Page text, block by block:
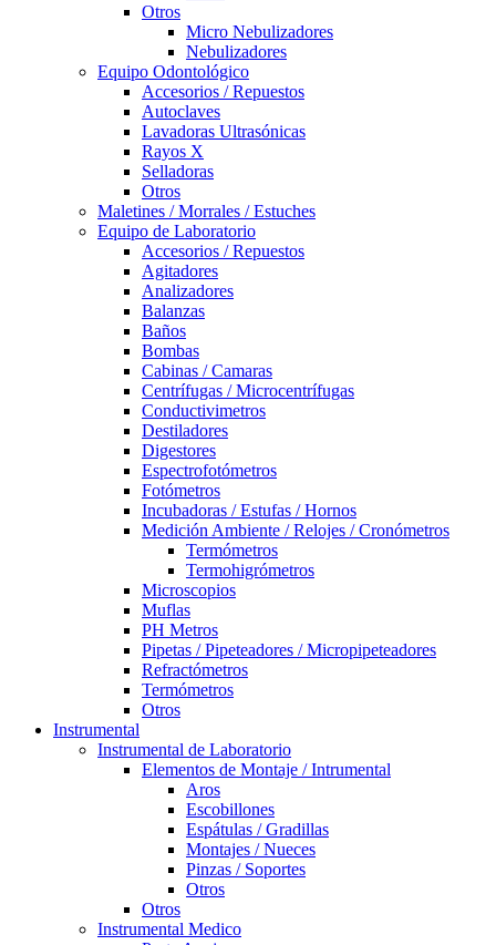
Otros
Micro Nebulizadores
Nebulizadores
Equipo Odontológico
Accesorios / Repuestos
Autoclaves
Lavadoras Ultrasónicas
Rayos X
Selladoras
Otros
Maletines / Morrales / Estuches
Equipo de Laboratorio
Accesorios / Repuestos
Agitadores
Analizadores
Balanzas
Baños
Bombas
Cabinas / Camaras
Centrífugas / Microcentrífugas
Conductivimetros
Destiladores
Digestores
Espectrofotómetros
Fotómetros
Incubadoras / Estufas / Hornos
Medición Ambiente / Relojes / Cronómetros
Termómetros
Termohigrómetros
Microscopios
Muflas
PH Metros
Pipetas / Pipeteadores / Micropipeteadores
Refractómetros
Termómetros
Otros
Instrumental
Instrumental de Laboratorio
Elementos de Montaje / Intrumental
Aros
Escobillones
Espátulas / Gradillas
Montajes / Nueces
Pinzas / Soportes
Otros
Otros
Instrumental Medico